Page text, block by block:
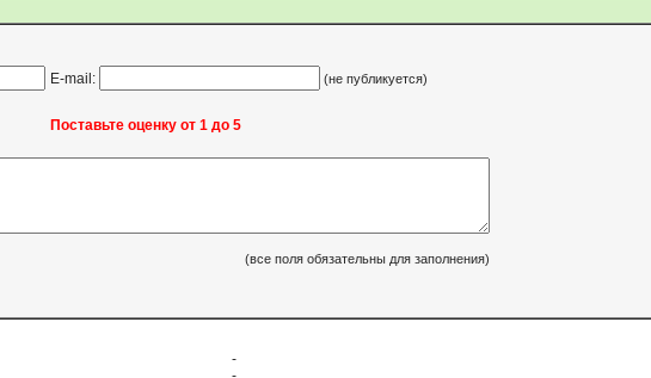
E-mail:
(не публикуется)
Поставьте оценку от 1 до 5
(все поля обязательны для заполнения)
-